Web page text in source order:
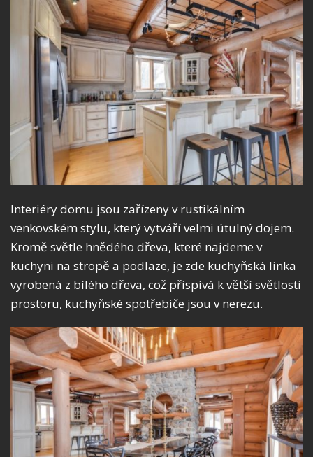
Interiéry domu jsou zařízeny v rustikálním
venkovském stylu, který vytváří velmi útulný dojem.
Kromě světle hnědého dřeva, které najdeme v
kuchyni na stropě a podlaze, je zde kuchyňská linka
vyrobená z bílého dřeva, což přispívá k větší světlosti
prostoru, kuchyňské spotřebiče jsou v nerezu.